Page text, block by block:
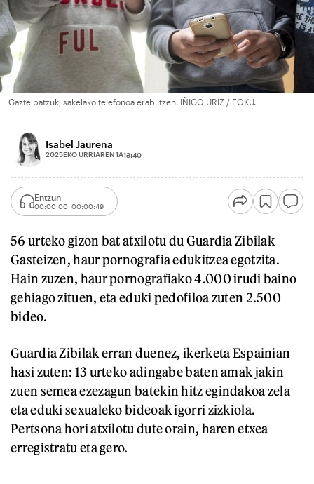
Gazte batzuk, sakelako telefonoa erabiltzen. IÑIGO URIZ / FOKU.
Isabel Jaurena
2025EKO URRIAREN 1A13:40
Entzun
00:00:00 00:00:49
56 urteko gizon bat atxilotu du Guardia Zibilak
Gasteizen, haur pornografia edukitzea egotzita.
Hain zuzen, haur pornografiako 4.000 irudi baino
gehiago zituen, eta eduki pedofiloa zuten 2.500
bideo.
Guardia Zibilak erran duenez, ikerketa Espainian
hasi zuten: 13 urteko adingabe baten amak jakin
zuen semea ezezagun batekin hitz egindakoa zela
eta eduki sexualeko bideoak igorri zizkiola.
Pertsona hori atxilotu dute orain, haren etxea
erregistratu eta gero.